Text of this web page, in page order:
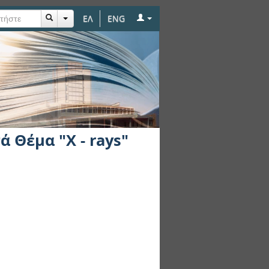
ΕΛ ENG
Θέμα "X - rays"